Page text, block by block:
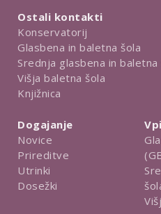
Ostali kontakti
Konservatorij
Glasbena in baletna šola
Srednja glasbena in baletna
Višja baletna šola
Knjižnica
Dogajanje
Novice
Prireditve
Utrinki
Dosežki